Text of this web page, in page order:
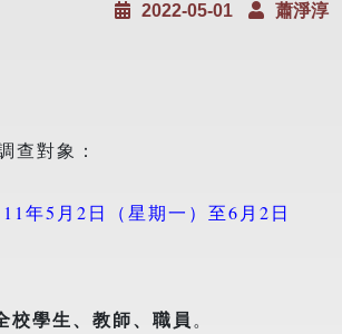
2022-05-01 蕭淨淳
查對象：
年5月2日（星期一）至6月2日
校學生、教師、職員。